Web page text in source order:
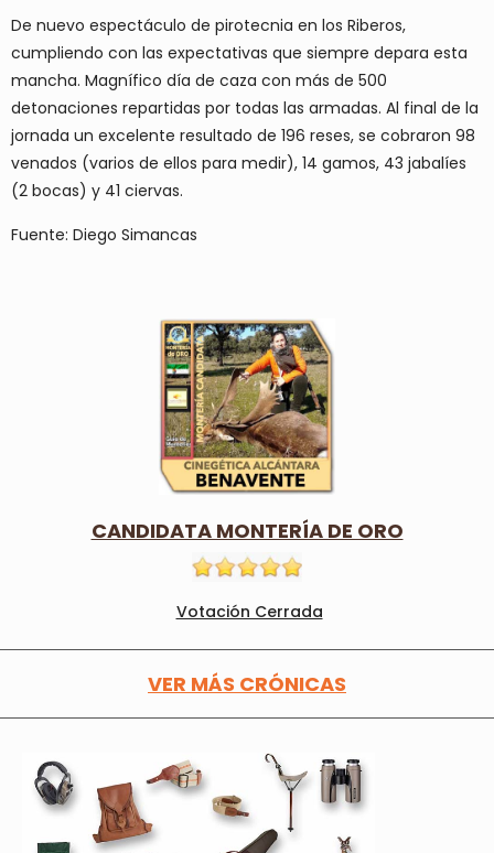
De nuevo espectáculo de pirotecnia en los Riberos,
cumpliendo con las expectativas que siempre depara esta
mancha. Magnífico día de caza con más de 500
detonaciones repartidas por todas las armadas. Al final de la
jornada un excelente resultado de 196 reses, se cobraron 98
venados (varios de ellos para medir), 14 gamos, 43 jabalíes
(2 bocas) y 41 ciervas.
Fuente: Diego Simancas
CANDIDATA MONTERÍA DE ORO
Votación Cerrada
VER MÁS CRÓNICAS